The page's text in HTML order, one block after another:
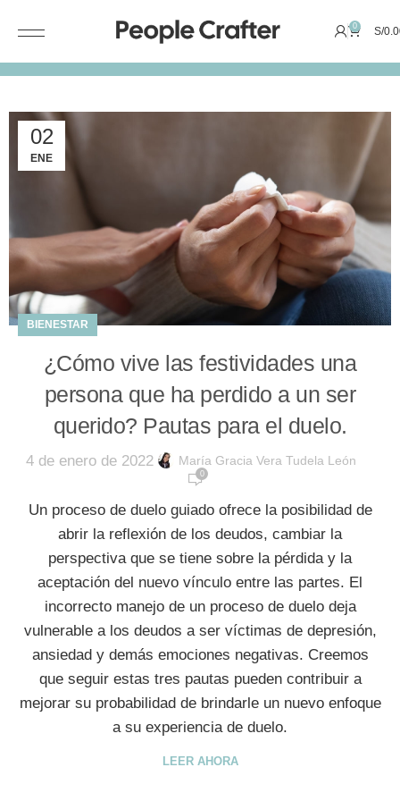
0 S/
02
ENE
BIENESTAR
¿Cómo vive las festividades una
persona que ha perdido a un ser
querido? Pautas para el duelo.
4 de enero de 2022 María Gracia Vera Tudela León
0
Un proceso de duelo guiado ofrece la posibilidad de
abrir la reflexión de los deudos, cambiar la
perspectiva que se tiene sobre la pérdida y la
aceptación del nuevo vínculo entre las partes. El
incorrecto manejo de un proceso de duelo deja
vulnerable a los deudos a ser víctimas de depresión,
ansiedad y demás emociones negativas. Creemos
que seguir estas tres pautas pueden contribuir a
mejorar su probabilidad de brindarle un nuevo enfoque
a su experiencia de duelo.
LEER AHORA